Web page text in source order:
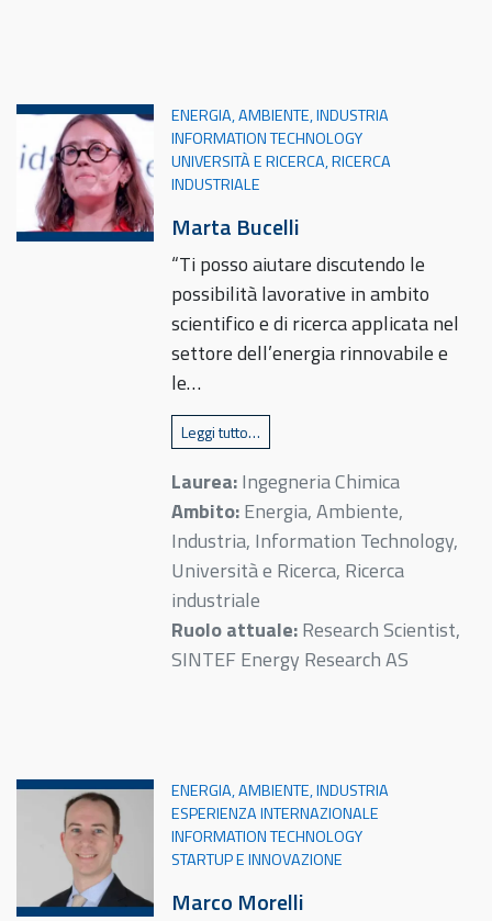
ENERGIA, AMBIENTE, INDUSTRIA
INFORMATION TECHNOLOGY
UNIVERSITÀ E RICERCA, RICERCA
INDUSTRIALE
Marta Bucelli
“Ti posso aiutare discutendo le
possibilità lavorative in ambito
scientifico e di ricerca applicata nel
settore dell’energia rinnovabile e
le…
Leggi tutto…
Laurea:Ingegneria Chimica
Ambito:Energia, Ambiente,
Industria, Information Technology,
Università e Ricerca, Ricerca
industriale
Ruolo attuale:Research Scientist,
SINTEF Energy Research AS
ENERGIA, AMBIENTE, INDUSTRIA
ESPERIENZA INTERNAZIONALE
INFORMATION TECHNOLOGY
STARTUP E INNOVAZIONE
Marco Morelli